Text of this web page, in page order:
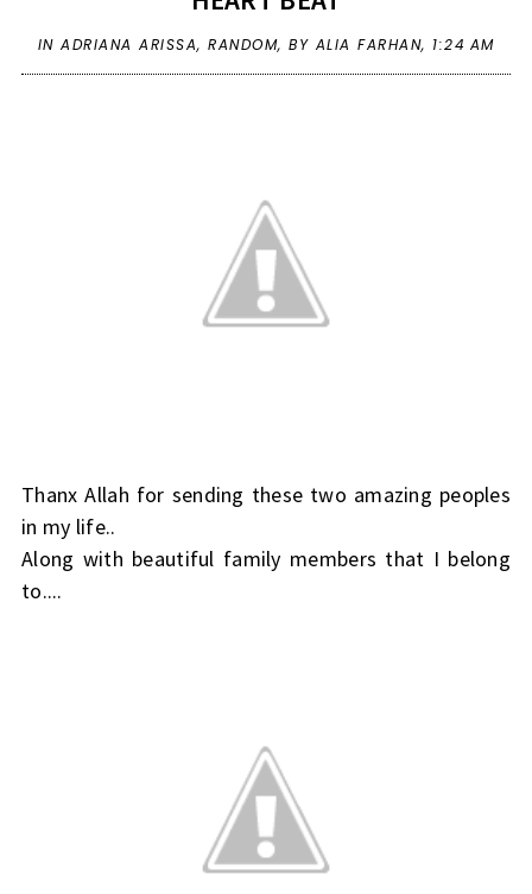
IN ADRIANA ARISSA, RANDOM, BY ALIA FARHAN, 1:24 AM
Thanx Allah for sending these two amazing peoples
in my life..
Along with beautiful family members that I belong
to....